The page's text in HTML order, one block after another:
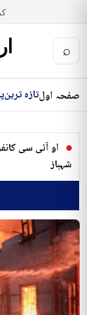
⌕
صفحہ اولتازہ ترین
او آئی سی
شہباز